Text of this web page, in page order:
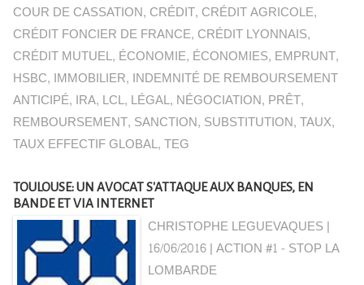
COUR DE CASSATION, CRÉDIT, CRÉDIT AGRICOLE,
CRÉDIT FONCIER DE FRANCE, CRÉDIT LYONNAIS,
CRÉDIT MUTUEL, ÉCONOMIE, ÉCONOMIES, EMPRUNT,
HSBC, IMMOBILIER, INDEMNITÉ DE REMBOURSEMENT
ANTICIPÉ, IRA, LCL, LÉGAL, NÉGOCIATION, PRÊT,
REMBOURSEMENT, SANCTION, SUBSTITUTION,TAUX,
TAUX EFFECTIF GLOBAL,TEG
TOULOUSE: UN AVOCAT S'ATTAQUE AUX BANQUES, EN
BANDE ET VIA INTERNET
CHRISTOPHE LEGUEVAQUES |
16/06/2016|ACTION #1 - STOP LA
LOMBARDE